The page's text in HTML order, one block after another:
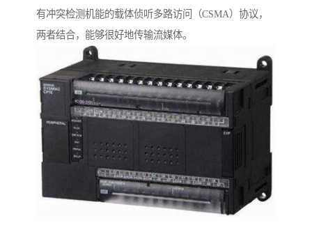
有冲突检测机能的载体侦听多路访问（CSMA）协议，
两者结合，能够很好地传输流媒体。